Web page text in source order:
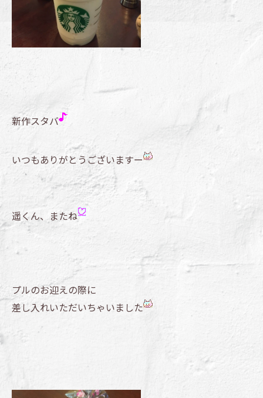
新作スタバ
いつもありがとうございますー
遥くん、またね
プルのお迎えの際に
差し入れいただいちゃいました